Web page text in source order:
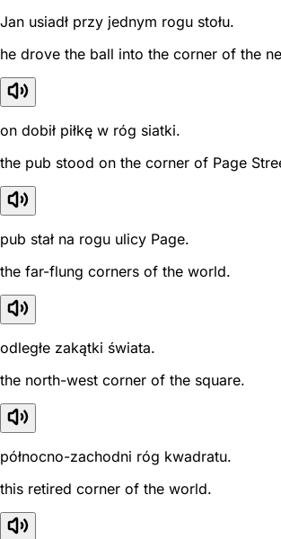
Jan usiadł przy jednym rogu stołu.
he drove the ball into the corner of the
on dobił piłkę w róg siatki.
the pub stood on the corner of Page
pub stał na rogu ulicy Page.
the far-flung corners of the world.
odległe zakątki świata.
the north-west corner of the square.
północno-zachodni róg kwadratu.
this retired corner of the world.